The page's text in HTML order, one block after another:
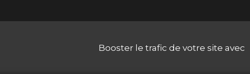
Booster le trafic de votre site avec